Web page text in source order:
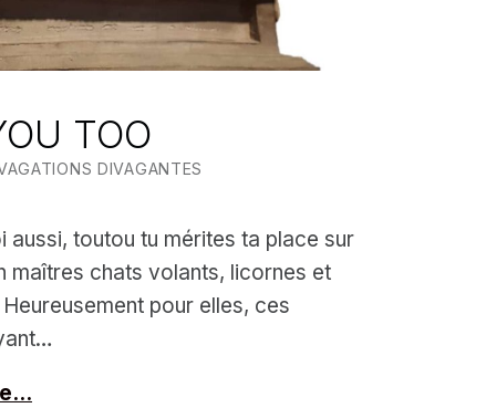
TOO
BY: DIVAGANTES
toutou tu mérites ta place sur
maîtres chats volants, licornes et
pour elles, ces